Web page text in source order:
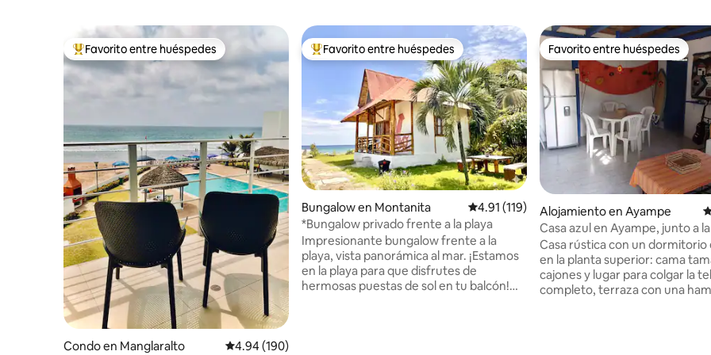
Favorito entre huéspedes preferido
Favorito entre huéspedes
Condo en Manglaralto Calificación promedio: 4.94 de 5, 190 reseñas
4.94 (190)
Favorito entre huéspedes preferido
Favorito entre huéspedes
Bungalow en Montanita Calificación promedio: 4.91 de 5, 119 reseñas
4.91 (119)
*Bungalow privado frente a la playa
Impresionante bungalow frente a la
playa, vista panorámica al mar. ¡Estamos
en la playa para que disfrutes de
hermosas puestas de sol en tu balcón!
Favorito entre huéspedes
Favorito entre huéspedes
Alojamiento en Ayampe
Casa azul en Ayampe, junto a
Casa rústica con un dormitorio
en la planta superior: cama
cajones y lugar para colgar la
completo, terraza con una